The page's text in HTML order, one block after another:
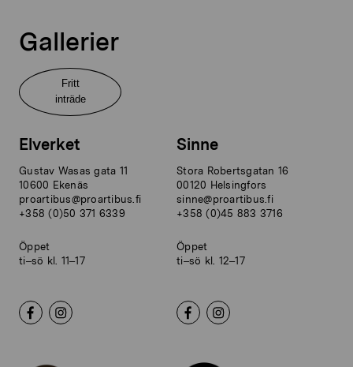
Gallerier
Fritt
inträde
Elverket
Gustav Wasas gata 11
10600 Ekenäs
proartibus@proartibus.fi
+358 (0)50 371 6339
Öppet
ti–sö kl. 11–17
Sinne
Stora Robertsgatan 16
00120 Helsingfors
sinne@proartibus.fi
+358 (0)45 883 3716
Öppet
ti–sö kl. 12–17